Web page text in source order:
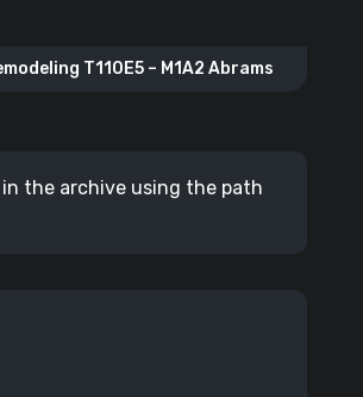
T110E5 – M1A2 Abrams
the archive using the path